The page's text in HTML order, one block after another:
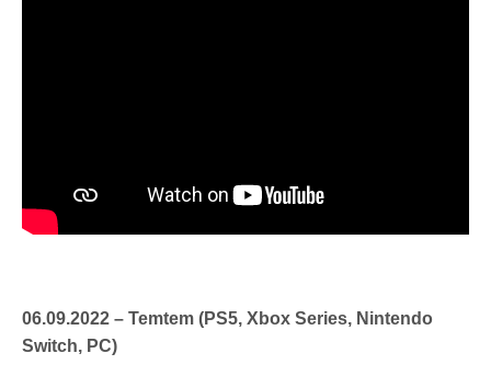
06.09.2022 – Temtem (PS5, Xbox Series, Nintendo
Switch, PC)